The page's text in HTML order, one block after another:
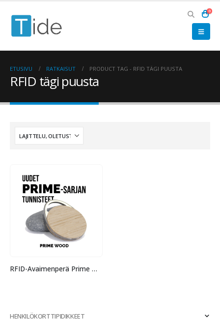
0
ETUSIVU RATKAISUT PRODUCT TAG - RFID TÄGI PUUSTA
RFID tägi puusta
RFID-Avaimenperä Prime WOOD
HENKILÖKORTTIPIDIKKEET